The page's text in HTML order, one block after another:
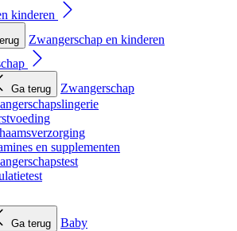
kinderen
Zwangerschap en kinderen
Ga terug
Zwangerschap
en supplementen
Ga terug
Baby